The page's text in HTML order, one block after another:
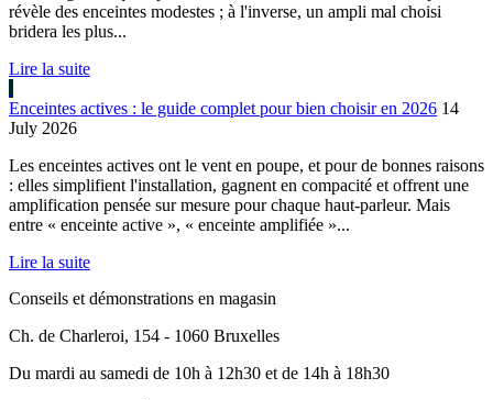
révèle des enceintes modestes ; à l'inverse, un ampli mal choisi
bridera les plus...
Lire la suite
Enceintes actives : le guide complet pour bien choisir en 2026 14
July 2026
Les enceintes actives ont le vent en poupe, et pour de bonnes raisons
: elles simplifient l'installation, gagnent en compacité et offrent une
amplification pensée sur mesure pour chaque haut-parleur. Mais
entre « enceinte active », « enceinte amplifiée »...
Lire la suite
Conseils et démonstrations en magasin
Ch. de Charleroi, 154 - 1060 Bruxelles
Du mardi au samedi de 10h à 12h30 et de 14h à 18h30